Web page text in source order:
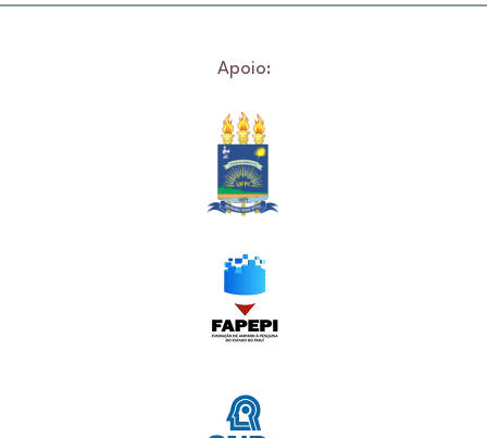
Apoio: